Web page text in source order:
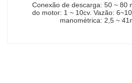
Conexão de descarga: 50 ~ 80
do motor: 1 ~ 10cv. Vazão:
manométrica: 2,5 ~